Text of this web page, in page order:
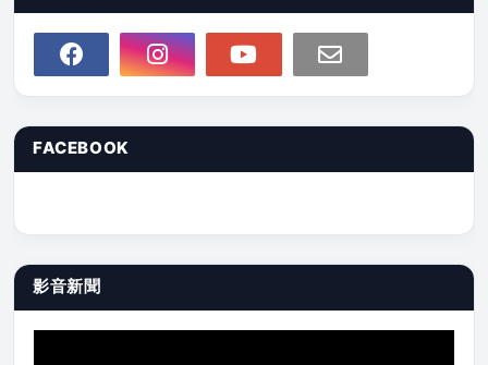
FACEBOOK
影音新聞